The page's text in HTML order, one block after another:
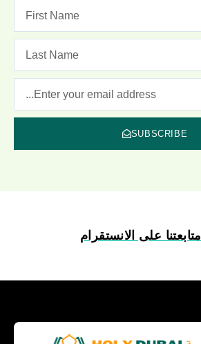
SUBSCRIBE
متابعتنا على الانستقرام